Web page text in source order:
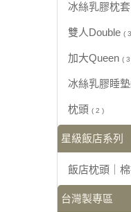
冰絲乳膠枕套
雙人Double (
加大Queen (
冰絲乳膠睡
枕頭 ( 2 )
星級飯店系列
飯店枕頭｜
台灣製專區